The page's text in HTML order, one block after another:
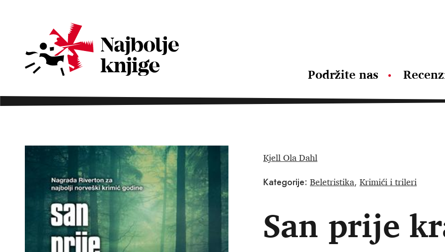
Podržite nas
Kjell Ola Dahl
Kategorije: Beletristika, Krimići i trileri
San prije